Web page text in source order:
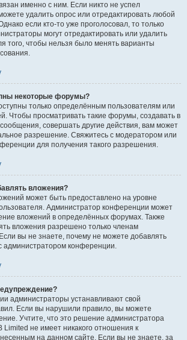
именно с ним. Если никто не успел
удалить опрос или отредактировать любой
если кто-то уже проголосовал, то только
могут отредактировать или удалить
того, чтобы нельзя было менять варианты
некоторые форумы?
только определённым пользователям или
Чтобы просматривать такие форумы, создавать в
совершать другие действия, вам может
разрешение. Свяжитесь с модератором или
для получения такого разрешения.
вложения?
может быть предоставлено на уровне
Администратор конференции может
вложений в определённых форумах. Также
вложения разрешено только членам
вы не знаете, почему не можете добавлять
администратором конференции.
администраторы устанавливают свой
Если вы нарушили правило, вы можете
Учтите, что это решение администратора
не имеет никакого отношения к
на данном сайте. Если вы не знаете, за